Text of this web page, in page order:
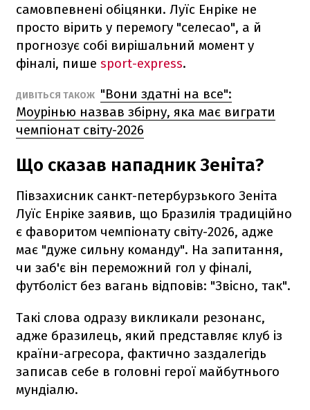
самовпевнені обіцянки. Луїс Енріке не
просто вірить у перемогу "селесао", а й
прогнозує собі вирішальний момент у
фіналі, пише sport-express.
ДИВІТЬСЯ ТАКОЖ "Вони здатні на все":
Моурінью назвав збірну, яка має виграти
чемпіонат світу-2026
Що сказав нападник Зеніта?
Півзахисник санкт-петербурзького Зеніта
Луїс Енріке заявив, що Бразилія традиційно
є фаворитом чемпіонату світу-2026, адже
має "дуже сильну команду". На запитання,
чи заб'є він переможний гол у фіналі,
футболіст без вагань відповів: "Звісно, так".
Такі слова одразу викликали резонанс,
адже бразилець, який представляє клуб із
країни-агресора, фактично заздалегідь
записав себе в головні герої майбутнього
мундіалю.